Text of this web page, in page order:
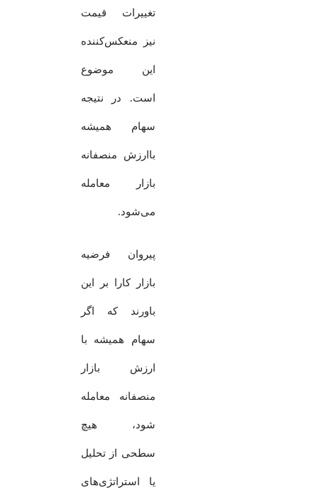
تغییرات قیمت
نیز منعکس‌کننده
این موضوع
است. در نتیجه
سهام همیشه
باارزش منصفانه
بازار معامله
می‌شود.
پیروان فرضیه
بازار کارا بر این
باورند که اگر
سهام همیشه با
ارزش بازار
منصفانه معامله
شود، هیچ
سطحی از تحلیل
یا استراتژی‌های